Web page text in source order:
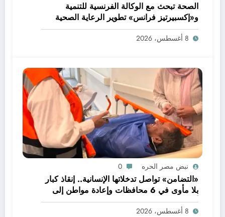
الصحة تبحث مع الوكالة الفرنسية للتنمية
و«إكسبيرتيز فرانس» تطوير الرعاية الصحية
الأولية وتعزيز خدمات صحة الأم والطفل
8 أغسطس، 2026
نبض مصر الحره 0
«التضامن» تواصل تدخلاتها الإنسانية.. إنقاذ كبار
بلا مأوى في 6 محافظات وإعادة مواطن إلى
أسرته
8 أغسطس، 2026